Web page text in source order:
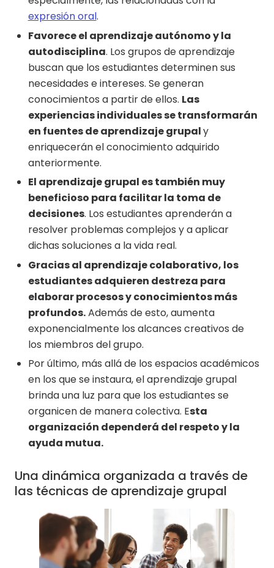
expresión oral.
Favorece el aprendizaje autónomo y la
autodisciplina. Los grupos de aprendizaje
buscan que los estudiantes determinen sus
necesidades e intereses. Se generan
conocimientos a partir de ellos. Las
experiencias individuales se transformarán
en fuentes de aprendizaje grupaly
enriquecerán el conocimiento adquirido
anteriormente.
El aprendizaje grupal es también muy
beneficioso para facilitar la toma de
decisiones. Los estudiantes aprenderán a
resolver problemas complejos y a aplicar
dichas soluciones a la vida real.
Gracias al aprendizaje colaborativo, los
estudiantes adquieren destreza para
elaborar procesos y conocimientos más
profundos.Además de esto, aumenta
exponencialmente los alcances creativos de
los miembros del grupo.
Por último, más allá de los espacios académicos
en los que se instaura, el aprendizaje grupal
brinda una luz para que los estudiantes se
organicen de manera colectiva. Esta
organización dependerá del respeto y la
ayuda mutua.
Una dinámica organizada a través de
las técnicas de aprendizaje grupal